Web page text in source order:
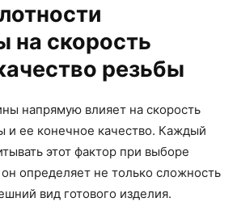
на скорость
резьбы
напрямую влияет на скорость
и ее конечное качество. Каждый
этот фактор при выборе
он определяет не только сложность
вид готового изделия.